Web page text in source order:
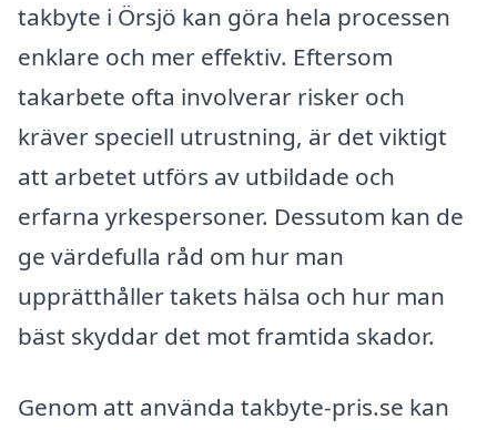
takbyte i Örsjö kan göra hela processen
enklare och mer effektiv. Eftersom
takarbete ofta involverar risker och
kräver speciell utrustning, är det viktigt
att arbetet utförs av utbildade och
erfarna yrkespersoner. Dessutom kan de
ge värdefulla råd om hur man
upprätthåller takets hälsa och hur man
bäst skyddar det mot framtida skador.
Genom att använda takbyte-pris.se kan